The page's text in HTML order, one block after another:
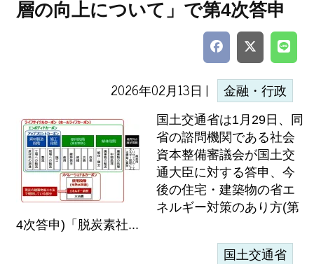
層の向上について」で第4次答申
2026年02月13日 | 金融・行政
国土交通省は1月29日、同
省の諮問機関である社会
資本整備審議会が国土交
通大臣に対する答申、今
後の住宅・建築物の省エ
ネルギー対策のあり方(第
4次答申)「脱炭素社...
国土交通省